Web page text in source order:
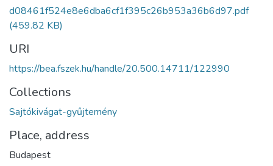
d08461f524e8e6dba6cf1f395c26b953a36b6d97.pdf
(459.82 KB)
URI
https://bea.fszek.hu/handle/20.500.14711/122990
Collections
Sajtókivágat-gyűjtemény
Place, address
Budapest